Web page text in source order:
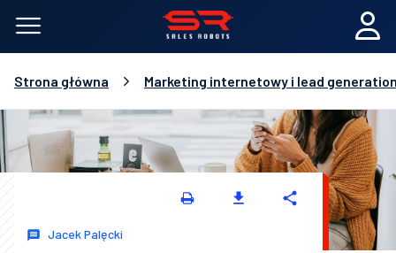
Strona główna Marketing internetowy i lead
Jacek Palęcki